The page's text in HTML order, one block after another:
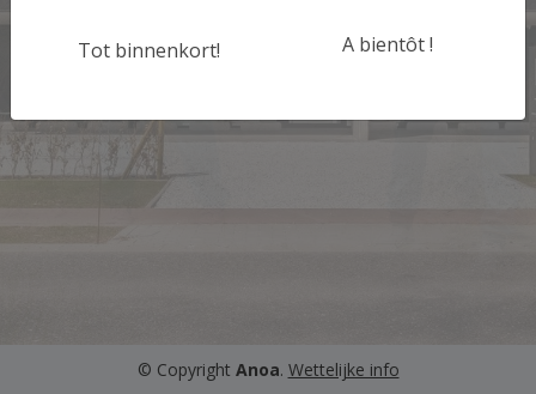
Tot binnenkort! A bientôt !
© Copyright Anoa. Wettelijke info